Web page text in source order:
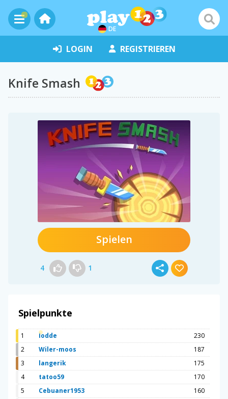
DE
LOGIN REGISTRIEREN
Knife Smash
Spielen
4 1
Spielpunkte
1 lodde
230
2
Wiler-moos
187
3
langerik
175
4
tatoo59
170
5
Cebuaner1953
160